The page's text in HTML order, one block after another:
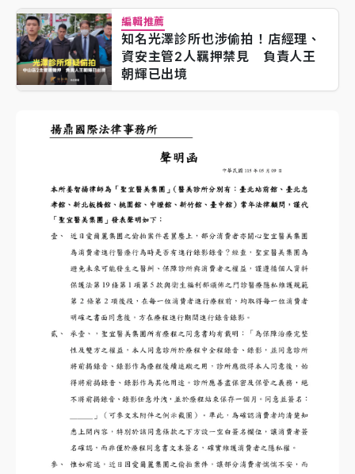
編輯推薦
知名光澤診所也涉偷拍！店經理、
資安主管2人羈押禁見 負責人王
朝輝已出境